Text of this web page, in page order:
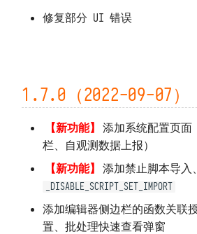
1.0.30（2020-12-01）
1.0.28（2020-11-29）
1.0.25 ~ 1.0.27（2020-11-29）
1.0.24（2020-11-27）
1.0.23（2020-11-27）
1.0.21 ~ 1.0.22（2020-11-27）
修复部分 UI 错误
1.7.0（2022-09-07）
【新功能】
添加系统配置页面
栏、自观测数据上报）
【新功能】
添加禁止脚本导入
_DISABLE_SCRIPT_SET_IMPORT
添加编辑器侧边栏的函数关联
置、批处理快速查看弹窗